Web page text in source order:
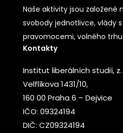
Naše aktivity jsou založené
svobody jednotlivce, vlády
pravomocemi, volného
Kontakty
Institut liberálních studií, z.
Velflíkova 1431/10,
160 00 Praha 6 – Dejvice
IČO: 09324194
DIČ: CZ09324194